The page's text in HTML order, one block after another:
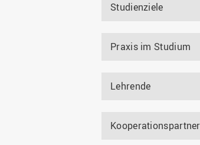
Studienziele
Praxis im Studium
Lehrende
Kooperationspartner